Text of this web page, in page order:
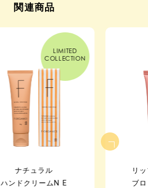
、セラミドNP ※10 アロエベラ液汁
遺伝子組み換え原料
造過程における動物実験
ル・オーガニックを求める
にお応えしこだわった処方。
心してお使いいただきたい、
から配合原料にもこだわり、
リアしたサステナブルな製品です。
関連商品
LIMITED
COLLECTION
ナチュラル
ハンドクリームN E
リ
ブ